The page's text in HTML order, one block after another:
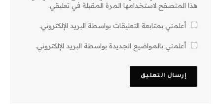
هذا المتصفح لاستخدامها المرة المقبلة في تعليقي.
أعلمني بمتابعة التعليقات بواسطة البريد الإلكتروني.
أعلمني بالمواضيع الجديدة بواسطة البريد الإلكتروني.